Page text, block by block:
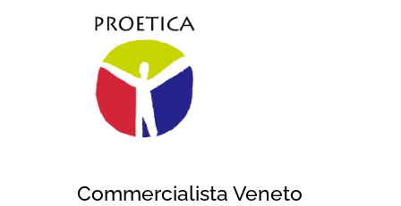
Commercialista Veneto